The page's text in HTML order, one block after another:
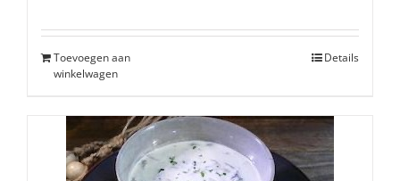
Toevoegen aan
winkelwagen
Details